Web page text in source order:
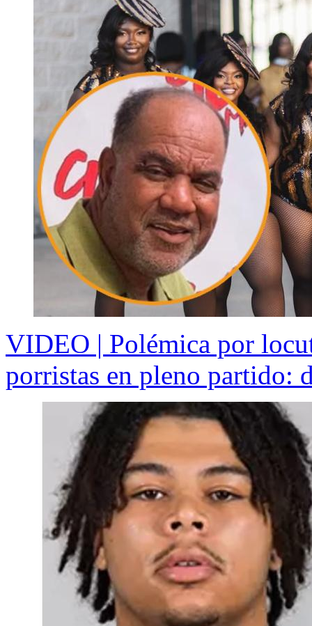
VIDEO | Polémica por
porristas en pleno partido: